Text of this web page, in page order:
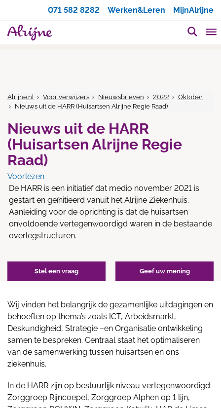
071 582 8282
Werken&Leren MijnAlrijne
Alrijne.nl Voor verwijzers Nieuwsbrieven 2022
Oktober
Nieuws uit de HARR (Huisartsen Alrijne Regie Raad)
Nieuws uit de HARR
(Huisartsen Alrijne Regie
Raad)
Voorlezen
De HARR is een initiatief dat medio november 2021 is
gestart en geïnitieerd vanuit het Alrijne Ziekenhuis.
Aanleiding voor de oprichting is dat de huisartsen
onvoldoende vertegenwoordigd waren in de bestaande
overlegstructuren.
Stel een vraag Geef uw mening
Wij vinden het belangrijk de gezamenlijke uitdagingen en
behoeften op thema’s zoals ICT, Arbeidsmarkt,
Deskundigheid, Strategie –en Organisatie ontwikkeling
samen te bespreken. Centraal staat het optimaliseren
van de samenwerking tussen huisartsen en ons
ziekenhuis.
In de HARR zijn op bestuurlijk niveau vertegenwoordigd:
Zorggroep Rijncoepel, Zorggroep Alphen op 1 lijn,